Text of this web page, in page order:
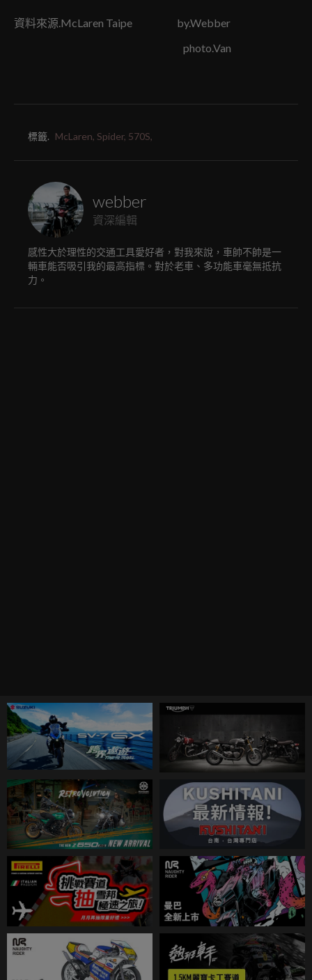
資料來源.McLaren Taipe by.Webber
photo.Van
標籤. McLaren, Spider, 570S,
webber
資深編輯
感性大於理性的交通工具愛好者，對我來說，車帥不帥是一
輛車能否吸引我的最高指標。對於老車、多功能車毫無抵抗
力。